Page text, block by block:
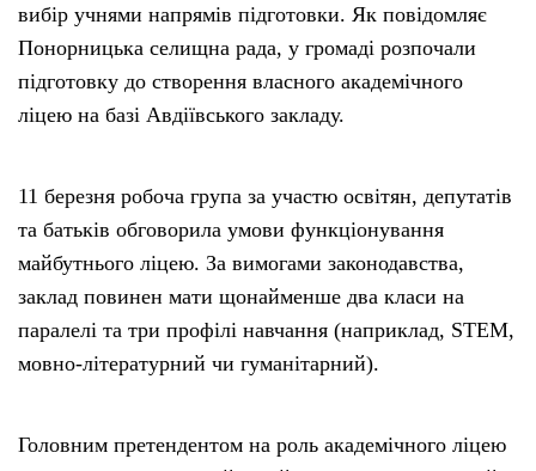
вибір учнями напрямів підготовки. Як повідомляє
Понорницька селищна рада, у громаді розпочали
підготовку до створення власного академічного
ліцею на базі Авдіївського закладу.
11 березня робоча група за участю освітян, депутатів
та батьків обговорила умови функціонування
майбутнього ліцею. За вимогами законодавства,
заклад повинен мати щонайменше два класи на
паралелі та три профілі навчання (наприклад, STEM,
мовно-літературний чи гуманітарний).
Головним претендентом на роль академічного ліцею